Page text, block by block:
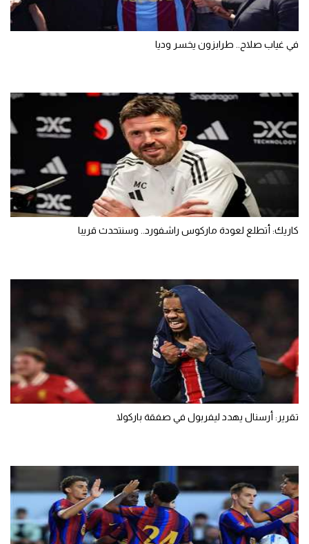
في غياب صلاح.. طرابزون يخسر وديا
كاريك: أتطلع لعودة ماركوس راشفورد.. وسنتحدث قريبا
تقرير: أرسنال يهدد ليفربول في صفقة باركولا